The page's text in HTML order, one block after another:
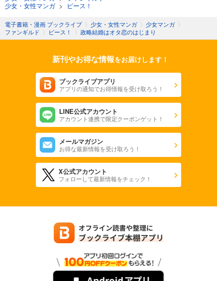
少女・女性マンガ> ピース！
電子書籍・漫画 ブックライブ 〉 少女・女性マンガ 〉 少女マンガ 〉
ファンギルド 〉 ピース！ 〉 政略結婚はオタ恋のはじまり
新刊やお得な情報をお届けします！
ブックライブアプリ
アプリの通知でお得情報を受け取ろう！
LINE公式アカウント
アカウント連携で限定クーポンゲット！
メールマガジン
お得な最新情報を受け取ろう！
X公式アカウント
フォローして最新情報をチェック！